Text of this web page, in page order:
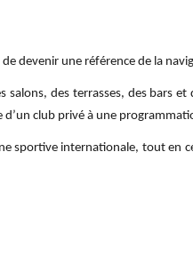
devenir une référence de la
des terrasses, des bars et
d’un club privé à une
sportive internationale, tout en